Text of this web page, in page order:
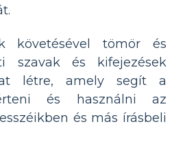
követésével tömör és
szavak és kifejezések
létre, amely segít a
és használni az
és más írásbeli